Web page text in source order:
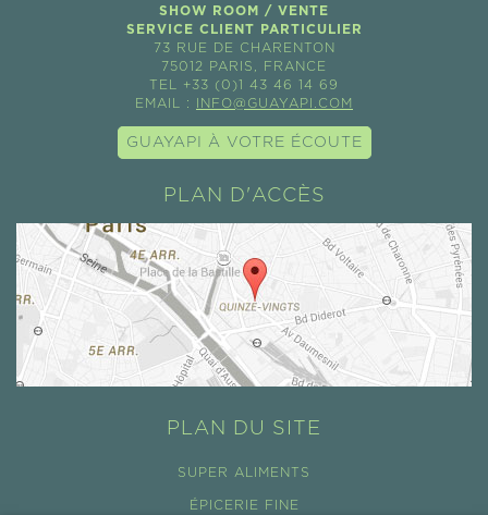
SHOW ROOM / VENTE
SERVICE CLIENT PARTICULIER
73 RUE DE CHARENTON
75012 PARIS, FRANCE
TEL +33 (0)1 43 46 14 69
EMAIL :
INFO@GUAYAPI.COM
GUAYAPI À VOTRE ÉCOUTE
PLAN D'ACCÈS
PLAN DU SITE
SUPER ALIMENTS
ÉPICERIE FINE